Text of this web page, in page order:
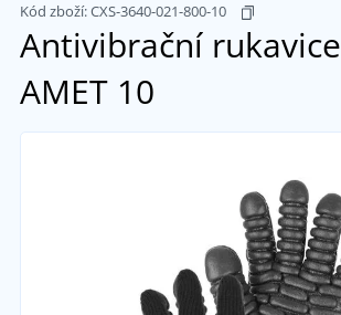
Kód zboží:CXS-3640-021-800-10
Antivibrační rukavice
AMET 10